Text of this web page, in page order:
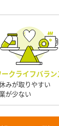
ークライフバラン
みが取りやすい
が少ない